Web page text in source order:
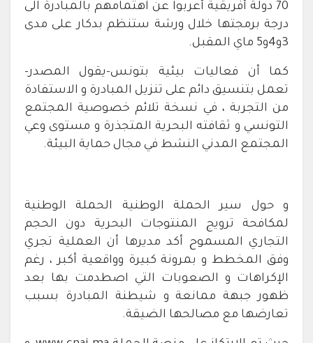
70 دولة أفريقية أعربوا عن اهتمامهم بالمبادرة الى
درجة برمجتها خلال ورشة ستنظم بدكار على مدى
3و4و5 ماي المقبل.
كما أن فعاليات بيئية بتونس-يقول المصدر-
تعمل بتنسيق دائم على تنزيل المبادرة و الاستفادة
من التجربة ، في نسخة تلائم خصوصية المجتمع
التونسي و ثقافته البحرية المتجذرة و مستوى وعي
المجتمع المدني النشط في مجال حماية البيئة.
و حول سير الحملة الوطنية الحملة الوطنية
لمكافحة ترويج المنتوجات البحرية دون الحجم
التجاري المسموح أكد مديرها أن العملية تجري
وفق المخطط و بمرونة كبيرة وواقعية أكبر ، رغم
الإكراهات و الصعوبات التي اصطدمت بها بعد
ظهور جبهة ممانعة و شيطنة المبادرة بسبب
تعارضها مع مصالحها الضيقة.